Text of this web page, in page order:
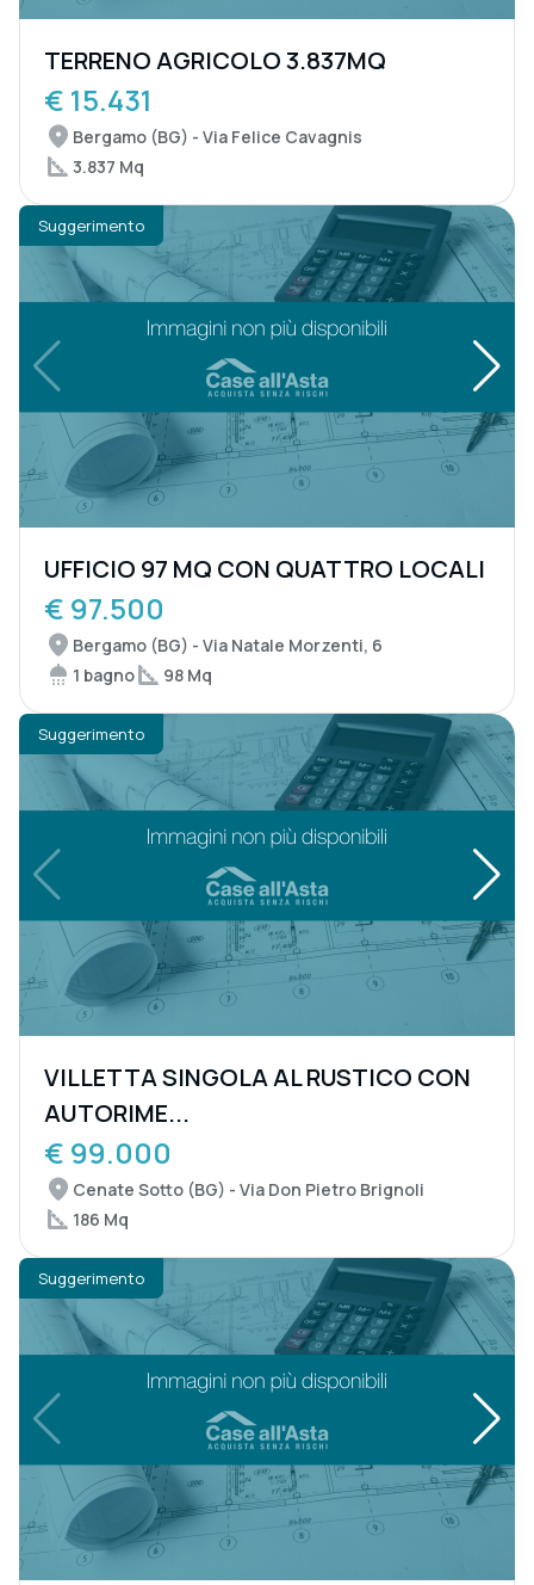
TERRENO AGRICOLO 3.837MQ
€ 15.431
Bergamo (BG) - Via Felice Cavagnis
3.837 Mq
Suggerimento
UFFICIO 97 MQ CON QUATTRO LOCALI
€ 97.500
Bergamo (BG) - Via Natale Morzenti, 6
1 bagno
98 Mq
Suggerimento
VILLETTA SINGOLA AL RUSTICO CON
AUTORIME...
€ 99.000
Cenate Sotto (BG) - Via Don Pietro Brignoli
186 Mq
Suggerimento